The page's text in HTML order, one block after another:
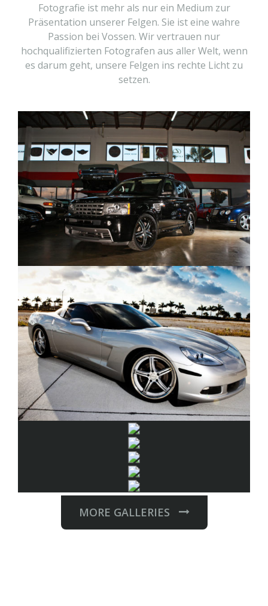
Fotografie ist mehr als nur ein Medium zur
Präsentation unserer Felgen. Sie ist eine wahre
Passion bei Vossen. Wir vertrauen nur
hochqualifizierten Fotografen aus aller Welt, wenn
es darum geht, unsere Felgen ins rechte Licht zu
setzen.
MORE GALLERIES